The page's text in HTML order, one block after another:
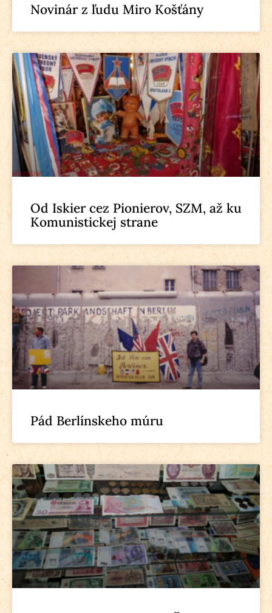
Novinár z ľudu Miro Košťány
Od Iskier cez Pionierov, SZM, až ku
Komunistickej strane
Pád Berlínskeho múru